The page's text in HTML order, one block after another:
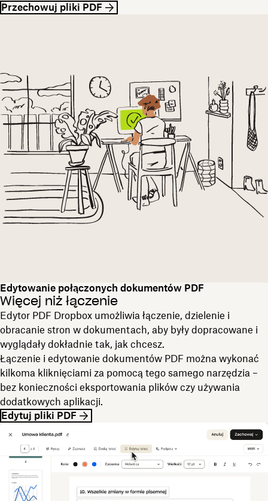
Przechowuj pliki PDF
Edytowanie połączonych dokumentów PDF
Więcej niż łączenie
Edytor PDF Dropbox umożliwia łączenie, dzielenie i
obracanie stron w dokumentach, aby były dopracowane i
wyglądały dokładnie tak, jak chcesz.
Łączenie i edytowanie dokumentów PDF można wykonać
kilkoma kliknięciami za pomocą tego samego narzędzia –
bez konieczności eksportowania plików czy używania
dodatkowych aplikacji.
Edytuj pliki PDF